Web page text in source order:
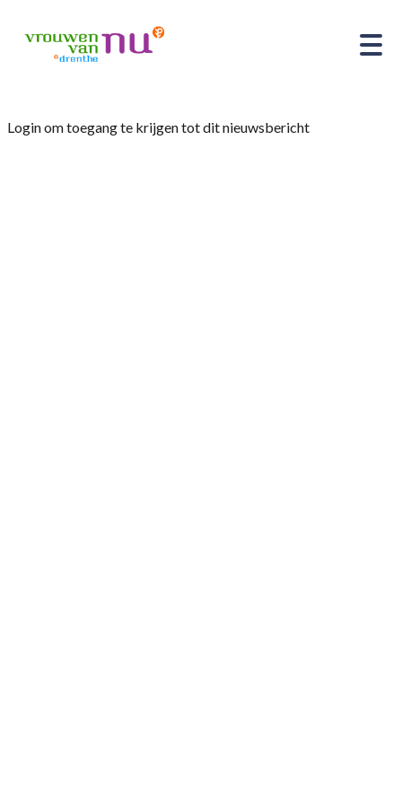
Login om toegang te krijgen tot dit nieuwsbericht